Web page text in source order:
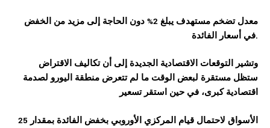
معدل تضخم مستهدف يبلغ 2% دون الحاجة إلى مزيد من الخفض
في أسعار الفائدة.
وتشير التوقعات الاقتصادية الجديدة إلى أن تكاليف الاقتراض
ستظل مستقرة لبعض الوقت ما لم تتعرض منطقة اليورو لصدمة
اقتصادية كبرى، في حين استقر تسعير
الأسواق لاحتمال قيام المركزي الأوروبي بخفض الفائدة بمقدار 25